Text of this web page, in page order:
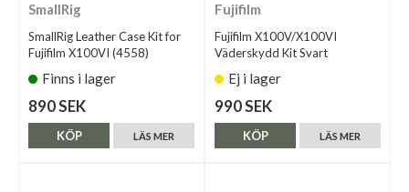
SmallRig
SmallRig Leather Case Kit for
Fujifilm X100VI (4558)
Finns i lager
890 SEK
LÄS MER
KÖP
Fujifilm
Fujifilm X100V/X100VI
Väderskydd Kit Svart
Ej i lager
990 SEK
LÄS MER
KÖP